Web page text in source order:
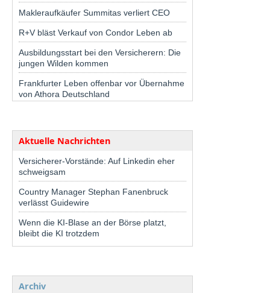
Makleraufkäufer Summitas verliert CEO
R+V bläst Verkauf von Condor Leben ab
Ausbildungsstart bei den Versicherern: Die
jungen Wilden kommen
Frankfurter Leben offenbar vor Übernahme
von Athora Deutschland
Aktuelle Nachrichten
Versicherer-Vorstände: Auf Linkedin eher
schweigsam
Country Manager Stephan Fanenbruck
verlässt Guidewire
Wenn die KI-Blase an der Börse platzt,
bleibt die KI trotzdem
Archiv